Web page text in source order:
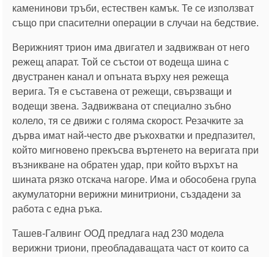
каменинови тръби, естествен камък. Те се използват
също при спасителни операции в случаи на бедствие.
Верижният трион има двигател и задвижван от него
режещ апарат. Той се състои от водеща шина с
двустранен канал и опъната върху нея режеща
верига. Тя е съставена от режещи, свързващи и
водещи звена. Задвижвана от специално зъбно
колело, тя се движи с голяма скорост. Резачките за
дърва имат най-често две ръкохватки и предпазител,
който мигновено прекъсва въртенето на веригата при
възникване на обратен удар, при който върхът на
шината рязко отскача нагоре. Има и обособена група
акумулаторни верижни минитриони, създадени за
работа с една ръка.
Ташев-Галвинг ООД предлага над 230 модела
верижни триони, преобладаващата част от които са